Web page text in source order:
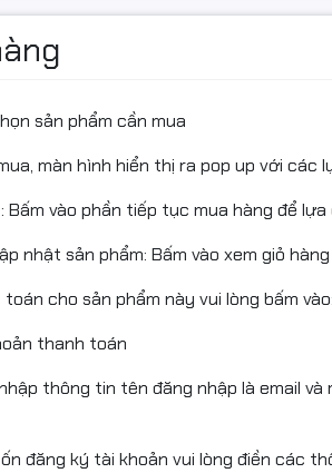
để làm bằng chứng nếu sản phẩm bị
hoặc chưa biết cách dùng, vui lòng
sản phẩm cần mua
màn hình hiển thị ra pop up với các
vào phần tiếp tục mua hàng để
nhật sản phẩm: Bấm vào xem giỏ hàng
cho sản phẩm này vui lòng bấm
thanh toán
thông tin tên đăng nhập là email
đăng ký tài khoản vui lòng điền các